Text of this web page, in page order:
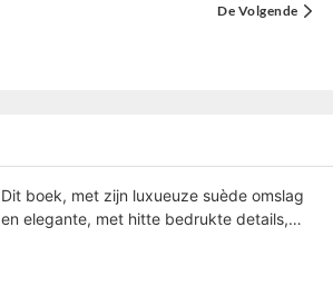
De Volgende
Dit boek, met zijn luxueuze suède omslag
en elegante, met hitte bedrukte details,